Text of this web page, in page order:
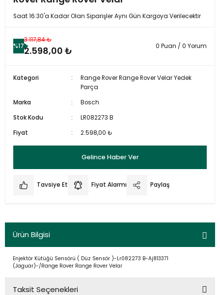
Saat 16:30'a Kadar Olan Siparişler Aynı Gün Kargoya Verilecektir
%17
3.117,84 ₺
2.598,00 ₺ 0 Puan / 0 Yorum
Kategori
Range Rover Range Rover Velar Yedek
Parça
Marka
Bosch
Stok Kodu
LR082273 B
Fiyat
2.598,00 ₺
Gelince Haber Ver
Tavsiye Et Fiyat Alarmı Paylaş
Ürün Bilgisi
Enjektör Kütüğü Sensörü ( Düz Sensör )-Lr082273 B-Aj813371
(Jaguar)-/Range Rover Range Rover Velar
Taksit Seçenekleri